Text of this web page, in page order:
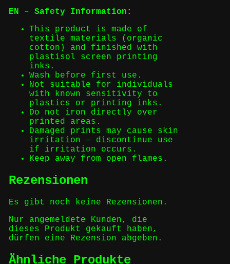
EN – Safety Information:
This product is made of
textile materials (organic
cotton) and finished with
plastisol screen printing
inks.
Wash before first use.
Not suitable for individuals
with known sensitivity to
plastics or printing inks.
Do not iron directly over
printed areas.
Damaged prints may cause skin
irritation – discontinue use
if irritation occurs.
Keep away from open flames.
Rezensionen
Es gibt noch keine Rezensionen.
Nur angemeldete Kunden, die
dieses Produkt gekauft haben,
dürfen eine Rezension abgeben.
Ähnliche Produkte